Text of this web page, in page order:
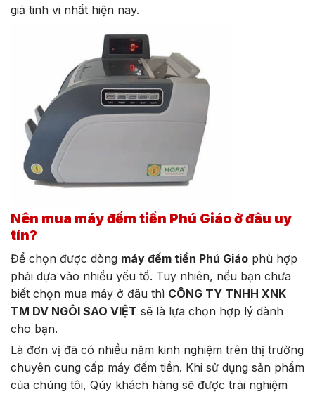
giả tinh vi nhất hiện nay.
Nên mua máy đếm tiền Phú Giáo ở đâu uy
tín?
Để chọn được dòng máy đếm tiền Phú Giáo phù hợp
phải dựa vào nhiều yếu tố. Tuy nhiên, nếu bạn chưa
biết chọn mua máy ở đâu thì CÔNG TY TNHH XNK
TM DV NGÔI SAO VIỆT sẽ là lựa chọn hợp lý dành
cho bạn.
Là đơn vị đã có nhiều năm kinh nghiệm trên thị trường
chuyên cung cấp máy đếm tiền. Khi sử dụng sản phẩm
của chúng tôi, Qúy khách hàng sẽ được trải nghiệm